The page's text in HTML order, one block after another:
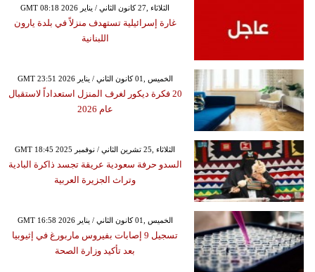
GMT 08:18 2026 الثلاثاء ,27 كانون الثاني / يناير
غارة إسرائيلية تستهدف منزلاً في بلدة يارون
اللبنانية
GMT 23:51 2026 الخميس ,01 كانون الثاني / يناير
20 فكرة ديكور لغرف المنزل استعداداً لاستقبال
عام 2026
GMT 18:45 2025 الثلاثاء ,25 تشرين الثاني / نوفمبر
السدو حرفة سعودية عريقة تجسد ذاكرة البادية
وتراث الجزيرة العربية
GMT 16:58 2026 الخميس ,01 كانون الثاني / يناير
تسجيل 9 إصابات بفيروس ماربورغ في إثيوبيا
بعد تأكيد وزارة الصحة